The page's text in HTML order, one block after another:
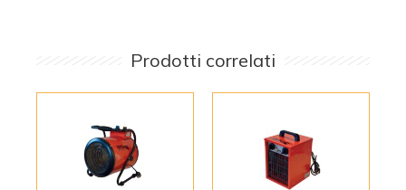
Prodotti correlati